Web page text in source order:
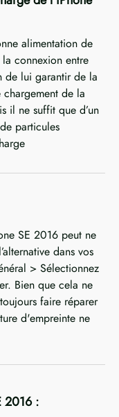
alimentation de
connexion entre
de lui garantir de la
de la
il ne suffit que d’un
particules
SE 2016 peut ne
dans vos
> Sélectionnez
Bien que cela ne
faire réparer
d'empreinte ne
2016 :